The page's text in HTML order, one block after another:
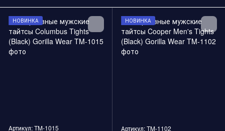
НОВИНКА
Артикул: TM-1015
НОВИНКА
Артикул: TM-1102